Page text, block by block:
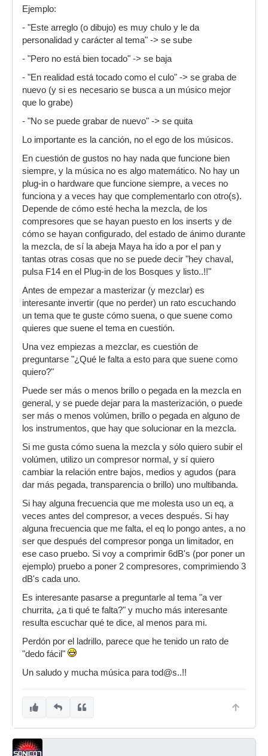
Ejemplo:
- "Este arreglo (o dibujo) es muy chulo y le da
personalidad y carácter al tema" -> se sube
- "Pero no está bien tocado" -> se baja
- "En realidad está tocado como el culo" -> se graba de
nuevo (y si es necesario se busca a un músico mejor
que lo grabe)
- "No se puede grabar de nuevo" -> se quita
Lo importante es la canción, no el ego de los músicos.
En cuestión de gustos no hay nada que funcione bien
siempre, y la música no es algo matemático. No hay un
plug-in o hardware que funcione siempre, a veces no
funciona y a veces hay que complementarlo con otro(s).
Depende de cómo esté hecha la mezcla, de los
compresores que se hayan puesto en los inserts y de
cómo se hayan configurado, del estado de ánimo durante
la mezcla, de sí la abeja Maya ha ido a por el pan y
tantas otras cosas que no se puede decir "hey chaval,
pulsa F14 en el Plug-in de los Bosques y listo..!!"
Antes de empezar a masterizar (y mezclar) es
interesante invertir (que no perder) un rato escuchando
un tema que te guste cómo suena, o que suene como
quieres que suene el tema en cuestión.
Una vez empiezas a mezclar, es cuestión de
preguntarse "¿Qué le falta a esto para que suene como
quiero?"
Puede ser más o menos brillo o pegada en la mezcla en
general, y se puede dejar para la masterización, o puede
ser más o menos volúmen, brillo o pegada en alguno de
los instrumentos, que hay que solucionar en la mezcla.
Si me gusta cómo suena la mezcla y sólo quiero subir el
volúmen, utilizo un compresor normal, y sí quiero
cambiar la relación entre bajos, medios y agudos (para
dar más pegada, transparencia o brillo) uno multibanda.
Si hay alguna frecuencia que me molesta uso un eq, a
veces antes del compresor, a veces después. Si hay
alguna frecuencia que me falta, el eq lo pongo antes, a no
ser que después del compresor ponga un limitador, en
ese caso pruebo. Si voy a comprimir 6dB's (por poner un
ejemplo) pruebo a poner 2 compresores, comprimiendo 3
dB's cada uno.
Es interesante pasarse a preguntarle al tema "a ver
churrita, ¿a ti qué te falta?" y mucho más interesante
resulta escuchar qué te dice, al menos para mi.
Perdón por el ladrillo, parece que he tenido un rato de
"dedo fácil"
Un saludo y mucha música para tod@s..!!